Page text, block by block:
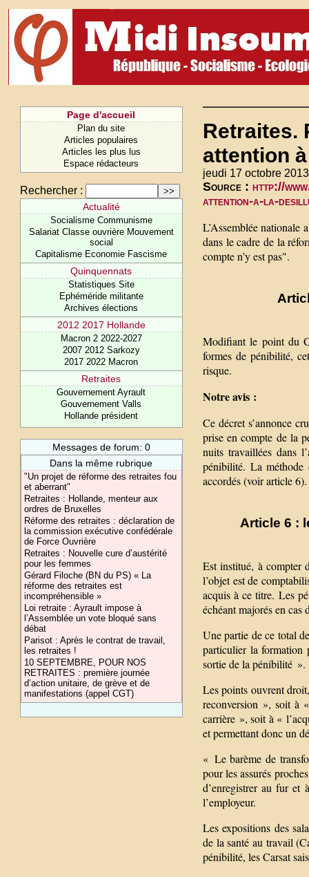
Page d'accueil
Plan du site
Articles populaires
Articles les plus lus
Espace rédacteurs
Rechercher :
Actualité
Socialisme Communisme
Salariat Classe ouvrière Mouvement
social
Capitalisme Economie Fascisme
Quinquennats
Statistiques Site
Ephéméride militante
Archives élections
2012 2017 Hollande
Macron 2 2022-2027
2007 2012 Sarkozy
2017 2022 Macron
Retraites
Gouvernement Ayrault
Gouvernement Valls
Hollande président
Messages de forum: 0
Dans la même rubrique
"Un projet de réforme des retraites fou
et aberrant"
Retraites : Hollande, menteur aux
ordres de Bruxelles
Réforme des retraites : déclaration de
la commission exécutive confédérale
de Force Ouvrière
Retraites : Nouvelle cure d’austérité
pour les femmes
Gérard Filoche (BN du PS) « La
réforme des retraites est
incompréhensible »
Loi retraite : Ayrault impose à
l’Assemblée un vote bloqué sans
débat
Parisot : Après le contrat de travail,
les retraites !
10 SEPTEMBRE, POUR NOS
RETRAITES : première journée
d’action unitaire, de grève et de
manifestations (appel CGT)
Retraites.
attention
jeudi 17 octobre
Source : http://
attention-a-la-
L’Assemblée nationale
dans le cadre de la
compte n’y est pas".
Modifiant le point du
formes de pénibilité,
risque.
Notre avis :
Ce décret s’annonce
prise en compte de la
nuits travaillées dans
pénibilité. La méthode
accordés (voir article 6).
Article 6 :
Est institué, à compter
l’objet est de
acquis à ce titre. Les
échéant majorés en
Une partie de ce total
particulier la formation
sortie de la pénibilité ».
Les points ouvrent
reconversion », soit à
carrière », soit à «
et permettant donc un
« Le barème de
pour les assurés
d’enregistrer au fur et
l’employeur.
Les expositions des
de la santé au travail
pénibilité, les Carsat